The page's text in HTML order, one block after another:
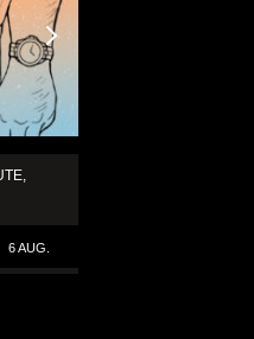
6 AUG.